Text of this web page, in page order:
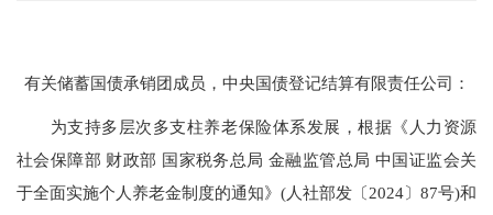
有关储蓄国债承销团成员，中央国债登记结算有限责任公司：
为支持多层次多支柱养老保险体系发展，根据《人力资源
社会保障部 财政部 国家税务总局 金融监管总局 中国证监会关
于全面实施个人养老金制度的通知》(人社部发〔2024〕87号)和